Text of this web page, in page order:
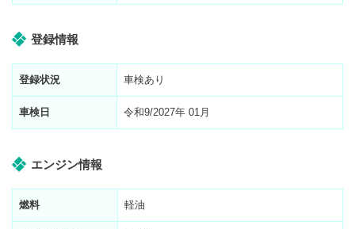
登録情報
登録状況 車検あり
車検日 令和9/2027年 01月
エンジン情報
燃料 軽油